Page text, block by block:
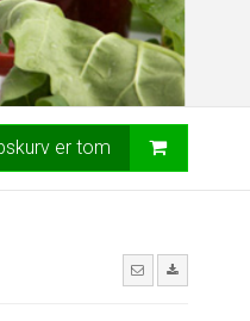
er tom